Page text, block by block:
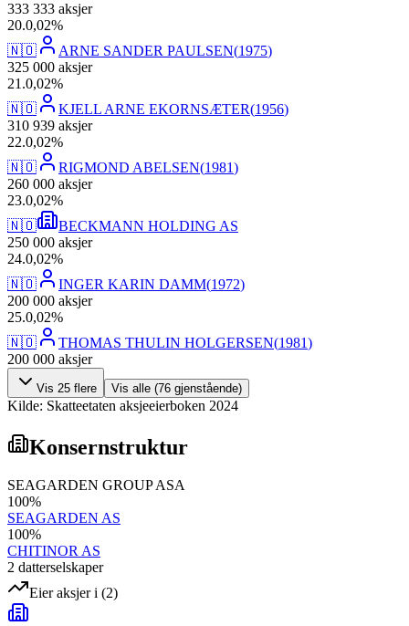
333 333 aksjer
20.0,02%
🇳🇴
ARNE SANDER PAULSEN(1975)
325 000 aksjer
21 .0,02%
🇳🇴
KJELL ARNE EKORNSÆTER(1956)
310 939 aksjer
22.0,02%
🇳🇴
RIGMOND ABELSEN(1981)
260 000 aksjer
23.0,02%
🇳🇴
BECKMANN HOLDING AS
250 000 aksjer
24.0,02%
🇳🇴
INGER KARIN DAMM(1972)
200 000 aksjer
25.0,02%
🇳🇴
THOMAS THULIN HOLGERSEN(1981)
200 000 aksjer
Vis 25 flere Vis alle (76 gjenstående)
Kilde: Skatteetaten aksjeeierboken 2024
Konsernstruktur
SEAGARDEN GROUP ASA
100%
SEAGARDEN AS
100%
CHITINOR AS
2 datterselskaper
Eier aksjer i (2)